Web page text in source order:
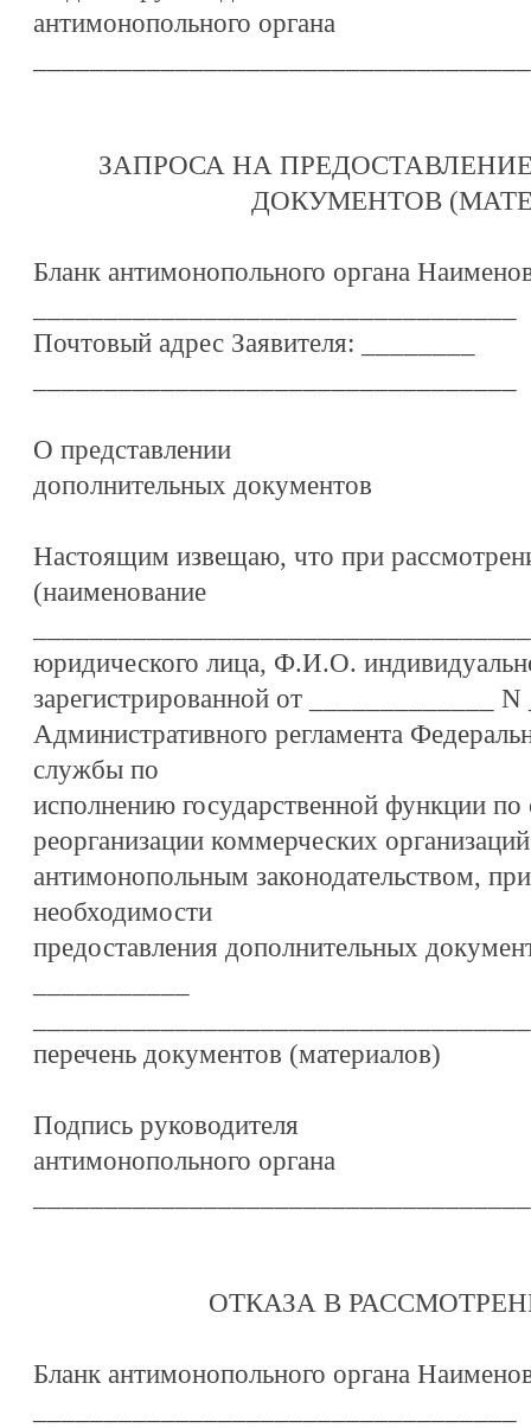
антимонопольного органа
ЗАПРОСА НА
ДОКУМЕНТОВ
Бланк антимонопольного органа
Почтовый адрес Заявителя: ________
О представлении
дополнительных документов
Настоящим извещаю, что при
(наименование
юридического лица, Ф.И.О.
зарегистрированной от _____________ N
Административного регламента
службы по
исполнению государственной функции по
реорганизации коммерческих
антимонопольным законодательством,
необходимости
предоставления дополнительных
перечень документов (материалов)
Подпись руководителя
антимонопольного органа
ОТКАЗА В
Бланк антимонопольного органа